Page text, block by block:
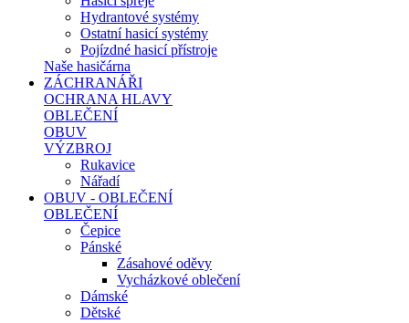
Hydrantové systémy
Ostatní hasicí systémy
Pojízdné hasicí přístroje
Naše hasičárna
ZÁCHRANÁŘI
OCHRANA HLAVY
OBLEČENÍ
OBUV
VÝZBROJ
Rukavice
Nářadí
OBUV - OBLEČENÍ
OBLEČENÍ
Čepice
Pánské
Zásahové oděvy
Vycházkové oblečení
Dámské
Dětské